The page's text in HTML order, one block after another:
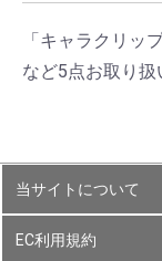
「キャラクリッ
など5点お取り扱
当サイトについて
EC利用規約